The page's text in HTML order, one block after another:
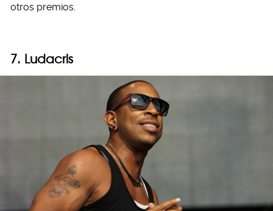
otros premios.
7. Ludacris